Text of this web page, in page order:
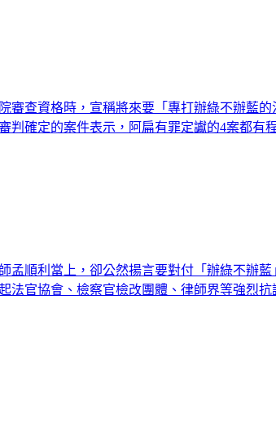
審查資格時，宣稱將來要「專打辦綠不辦藍
判確定的案件表示，阿扁有罪定讞的4案都有
孟順利當上，卻公然揚言要對付「辦綠不辦
法官協會、檢察官檢改團體、律師界等強烈抗